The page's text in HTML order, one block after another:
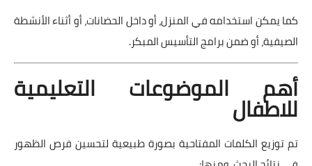
كما يمكن استخدامه في المنزل، أو داخل الحضانات، أو أثناء الأنشطة
الصيفية، أو ضمن برامج التأسيس المبكر.
أهم الموضوعات التعليمية
للاطفال
تم توزيع الكلمات المفتاحية بصورة طبيعية لتحسين فرص الظهور